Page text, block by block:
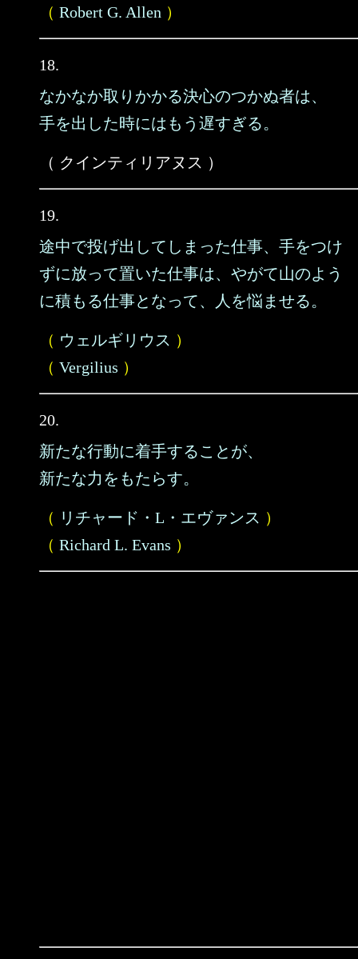
（ Robert G. Allen ）
18.
なかなか取りかかる決心のつかぬ者は、
手を出した時にはもう遅すぎる。
（ クインティリアヌス ）
19.
途中で投げ出してしまった仕事、手をつけ
ずに放って置いた仕事は、やがて山のよう
に積もる仕事となって、人を悩ませる。
（ ウェルギリウス ）
（ Vergilius ）
20.
新たな行動に着手することが、
新たな力をもたらす。
（ リチャード・L・エヴァンス ）
（ Richard L. Evans ）